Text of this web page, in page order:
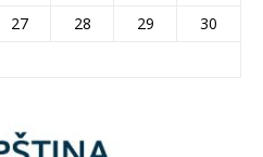
27 28 29
30